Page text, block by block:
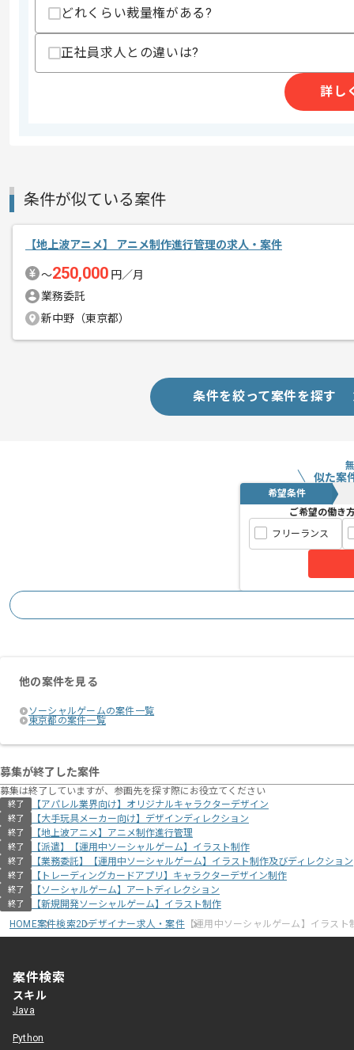
精算・お支払い
精算条件
メント
数々の大人気ソーシャルゲームを開発
有名タイトルに携わりたい方には特に
どれくらい裁量権がある?
正社員求人との違いは?
詳し
条件が似ている案件
【地上波アニメ】 アニメ制作進行管理の求人・案件
〜250,000 円／月
業務委託
新中野（東京都）
条件を絞って案件を探す
似た案
希望条件
ご希望の働き
フリーランス
他の案件を見る
ソーシャルゲームの案件一覧
東京都の案件一覧
募集が終了した案件
募集は終了していますが、参画先を探す際にお役立てください
終了 【アパレル業界向け】オリジナルキャラクターデザイン
終了 【大手玩具メーカー向け】デザインディレクション
終了 【地上波アニメ】アニメ制作進行管理
終了 【派遣】【運用中ソーシャルゲーム】イラスト制作
終了 【業務委託】【運用中ソーシャルゲーム】イラスト制作及びディレクション
終了 【トレーディングカードアプリ】キャラクターデザイン制作
終了 【ソーシャルゲーム】アートディレクション
終了
【新規開発ソーシャルゲーム】イラスト制作
HOME案件検索2Dデザイナー求人・案件【運用中ソーシャルゲーム】イラスト
案件検索
スキル
Java
Python